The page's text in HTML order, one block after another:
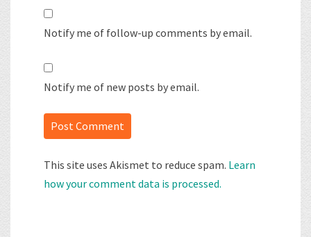
Notify me of follow-up comments by email.
Notify me of new posts by email.
This site uses Akismet to reduce spam. Learn
how your comment data is processed.